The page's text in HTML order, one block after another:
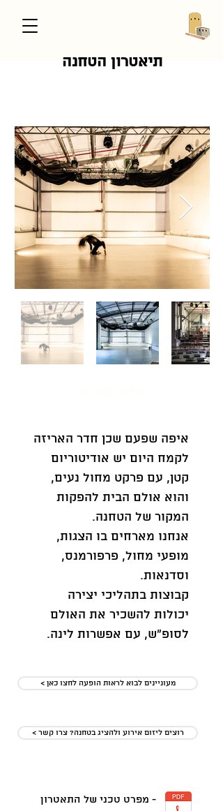
תיאטרון הטחנה
איפה שפעם שכן חדר האריזה
לקמח היום יש אודיטוריום
קטן, עם פרקט מחול נעים,
והוא אולם הבית להפקות
המקור של הטחנה.
אנחנו מארחים בו הצגות,
מופעי מחול, פרפורמנס,
וסדנאות.
קבוצות בתהליכי יצירה
יכולות להשכיר את האולם
לסופ"ש, עם אפשרות לינה.
< מעוניינים לבוא לראות הופעה לחצו כאן
< רוצים ליזום אירוע ולהציג בטחנה? צרו קשר
- מפרט טכני של התאטרון